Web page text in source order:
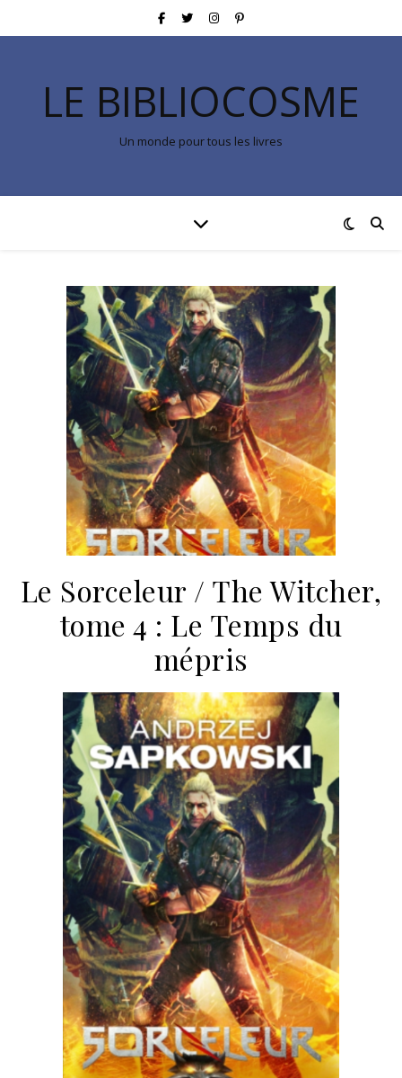
LE BIBLIOCOSME
Un monde pour tous les livres
Le Sorceleur / The Witcher,
tome 4 : Le Temps du
mépris